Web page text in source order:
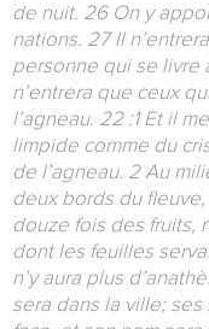
de nuit. 26 On y
nations. 27 Il
personne qui se livre
n’entrera que ceux
l’agneau. 22 :1 Et il
limpide comme du
de l’agneau. 2 Au
deux bords du
douze fois des fruits,
dont les feuilles
n’y aura plus
sera dans la ville;